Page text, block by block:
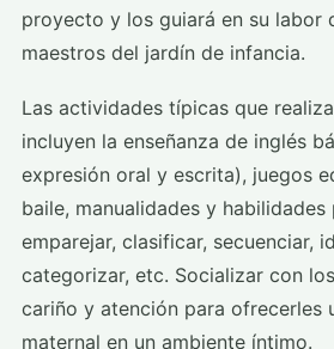
proyecto y los guiará en su labor
maestros del jardín de infancia.
Las actividades típicas que
incluyen la enseñanza de inglés
expresión oral y escrita), juegos
baile, manualidades y
emparejar, clasificar, secuenciar,
categorizar, etc. Socializar con
cariño y atención para ofrecerles
maternal en un ambiente íntimo.